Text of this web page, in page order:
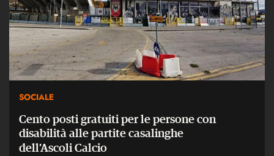
SOCIALE
Cento posti gratuiti per le persone con
disabilità alle partite casalinghe
dell’Ascoli Calcio